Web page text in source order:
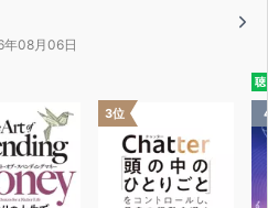
るライフスタイル
り方
ブックリスト
08月06日
3位
聴